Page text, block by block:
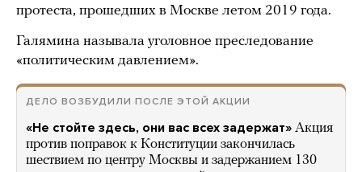
протеста, прошедших в Москве летом 2019 года.
Галямина называла уголовное преследование
«политическим давлением».
ДЕЛО ВОЗБУДИЛИ ПОСЛЕ ЭТОЙ АКЦИИ
«Не стойте здесь, они вас всех задержат» Акция
против поправок к Конституции закончилась
шествием по центру Москвы и задержанием 130